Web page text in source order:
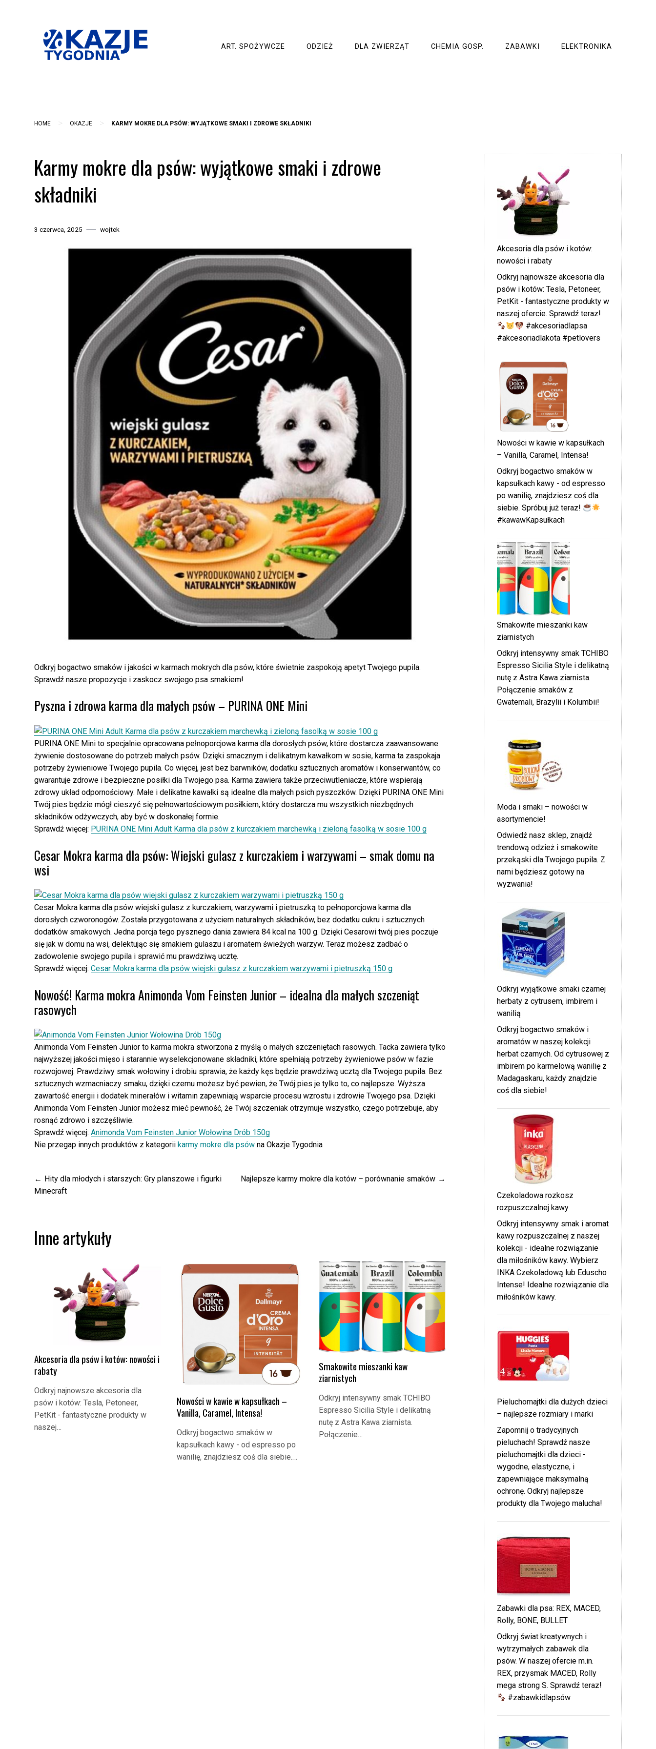
ART. SPOŻYWCZE ODZIEŻ DLA ZWIERZĄT CHEMIA GOSP. ZABAWKI ELEKTRONIKA
HOME > OKAZJE > KARMY MOKRE DLA PSÓW: WYJĄTKOWE SMAKI I ZDROWE SKŁADNIKI
Karmy mokre dla psów: wyjątkowe smaki i zdrowe
składniki
3 czerwca, 2025 wojtek
Odkryj bogactwo smaków i jakości w karmach mokrych dla psów, które świetnie zaspokoją apetyt Twojego pupila.
Sprawdź nasze propozycje i zaskocz swojego psa smakiem!
Pyszna i zdrowa karma dla małych psów – PURINA ONE Mini
PURINA ONE Mini to specjalnie opracowana pełnoporcjowa karma dla dorosłych psów, które dostarcza zaawansowane
żywienie dostosowane do potrzeb małych psów. Dzięki smacznym i delikatnym kawałkom w sosie, karma ta zaspokaja
potrzeby żywieniowe Twojego pupila. Co więcej, jest bez barwników, dodatku sztucznych aromatów i konserwantów, co
gwarantuje zdrowe i bezpieczne posiłki dla Twojego psa. Karma zawiera także przeciwutleniacze, które wspierają
zdrowy układ odpornościowy. Małe i delikatne kawałki są idealne dla małych psich pyszczków. Dzięki PURINA ONE Mini
Twój pies będzie mógł cieszyć się pełnowartościowym posiłkiem, który dostarcza mu wszystkich niezbędnych
składników odżywczych, aby być w doskonałej formie.
Sprawdź więcej: PURINA ONE Mini Adult Karma dla psów z kurczakiem marchewką i zieloną fasolką w sosie 100 g
Cesar Mokra karma dla psów: Wiejski gulasz z kurczakiem i warzywami – smak domu na
wsi
Cesar Mokra karma dla psów wiejski gulasz z kurczakiem, warzywami i pietruszką to pełnoporcjowa karma dla
dorosłych czworonogów. Została przygotowana z użyciem naturalnych składników, bez dodatku cukru i sztucznych
dodatków smakowych. Jedna porcja tego pysznego dania zawiera 84 kcal na 100 g. Dzięki Cesarowi twój pies poczuje
się jak w domu na wsi, delektując się smakiem gulaszu i aromatem świeżych warzyw. Teraz możesz zadbać o
zadowolenie swojego pupila i sprawić mu prawdziwą ucztę.
Sprawdź więcej: Cesar Mokra karma dla psów wiejski gulasz z kurczakiem warzywami i pietruszką 150 g
Nowość! Karma mokra Animonda Vom Feinsten Junior – idealna dla małych szczeniąt
rasowych
Animonda Vom Feinsten Junior to karma mokra stworzona z myślą o małych szczeniętach rasowych. Tacka zawiera tylko
najwyższej jakości mięso i starannie wyselekcjonowane składniki, które spełniają potrzeby żywieniowe psów w fazie
rozwojowej. Prawdziwy smak wołowiny i drobiu sprawia, że każdy kęs będzie prawdziwą ucztą dla Twojego pupila. Bez
sztucznych wzmacniaczy smaku, dzięki czemu możesz być pewien, że Twój pies je tylko to, co najlepsze. Wyższa
zawartość energii i dodatek minerałów i witamin zapewniają wsparcie procesu wzrostu i zdrowie Twojego psa. Dzięki
Animonda Vom Feinsten Junior możesz mieć pewność, że Twój szczeniak otrzymuje wszystko, czego potrzebuje, aby
rosnąć zdrowo i szczęśliwie.
Sprawdź więcej: Animonda Vom Feinsten Junior Wołowina Drób 150g
Nie przegap innych produktów z kategorii karmy mokre dla psów na Okazje Tygodnia
Nawigacja
wpisu
Hity dla młodych i starszych: Gry planszowe i figurki
Minecraft
Najlepsze karmy mokre dla kotów – porównanie smaków
Inne artykuły
Akcesoria dla psów i kotów: nowości i
rabaty
Odkryj najnowsze akcesoria dla
psów i kotów: Tesla, Petoneer,
PetKit - fantastyczne produkty w
naszej…
Nowości w kawie w kapsułkach –
Vanilla, Caramel, Intensa!
Odkryj bogactwo smaków w
kapsułkach kawy - od espresso po
wanilię, znajdziesz coś dla siebie.…
Smakowite mieszanki kaw
ziarnistych
Odkryj intensywny smak TCHIBO
Espresso Sicilia Style i delikatną
nutę z Astra Kawa ziarnista.
Połączenie…
Akcesoria dla psów i kotów:
nowości i rabaty
Odkryj najnowsze akcesoria dla
psów i kotów: Tesla, Petoneer,
PetKit - fantastyczne produkty w
naszej ofercie. Sprawdź teraz!
#akcesoriadlapsa
#akcesoriadlakota #petlovers
Nowości w kawie w kapsułkach
– Vanilla, Caramel, Intensa!
Odkryj bogactwo smaków w
kapsułkach kawy - od espresso
po wanilię, znajdziesz coś dla
siebie. Spróbuj już teraz!
#kawawKapsułkach
Smakowite mieszanki kaw
ziarnistych
Odkryj intensywny smak TCHIBO
Espresso Sicilia Style i delikatną
nutę z Astra Kawa ziarnista.
Połączenie smaków z
Gwatemali, Brazylii i Kolumbii!
Moda i smaki – nowości w
asortymencie!
Odwiedź nasz sklep, znajdź
trendową odzież i smakowite
przekąski dla Twojego pupila. Z
nami będziesz gotowy na
wyzwania!
Odkryj wyjątkowe smaki czarnej
herbaty z cytrusem, imbirem i
wanilią
Odkryj bogactwo smaków i
aromatów w naszej kolekcji
herbat czarnych. Od cytrusowej z
imbirem po karmelową wanilię z
Madagaskaru, każdy znajdzie
coś dla siebie!
Czekoladowa rozkosz
rozpuszczalnej kawy
Odkryj intensywny smak i aromat
kawy rozpuszczalnej z naszej
kolekcji - idealne rozwiązanie
dla miłośników kawy. Wybierz
INKA Czekoladową lub Eduscho
Intense! Idealne rozwiązanie dla
miłośników kawy.
Pieluchomajtki dla dużych dzieci
– najlepsze rozmiary i marki
Zapomnij o tradycyjnych
pieluchach! Sprawdź nasze
pieluchomajtki dla dzieci -
wygodne, elastyczne, i
zapewniające maksymalną
ochronę. Odkryj najlepsze
produkty dla Twojego malucha!
Zabawki dla psa: REX, MACED,
Rolly, BONE, BULLET
Odkryj świat kreatywnych i
wytrzymałych zabawek dla
psów. W naszej ofercie m.in.
REX, przysmak MACED, Rolly
mega strong S. Sprawdź teraz!
#zabawkidlapsów